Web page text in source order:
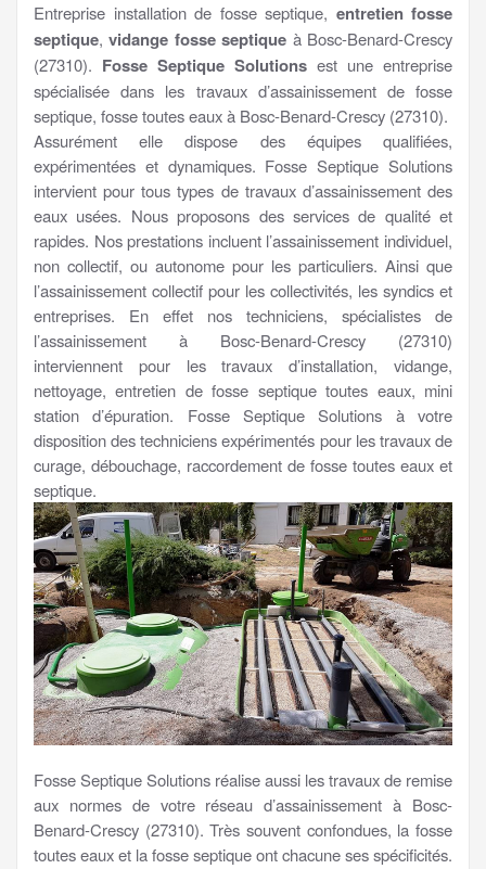
Entreprise installation de fosse septique, entretien fosse
septique,vidange fosse septique à Bosc-Benard-Crescy
(27310). Fosse Septique Solutions est une entreprise
spécialisée dans les travaux d’assainissement de fosse
septique, fosse toutes eaux à Bosc-Benard-Crescy (27310).
Assurément elle dispose des équipes qualifiées,
expérimentées et dynamiques. Fosse Septique Solutions
intervient pour tous types de travaux d’assainissement des
eaux usées. Nous proposons des services de qualité et
rapides. Nos prestations incluent l’assainissement individuel,
non collectif, ou autonome pour les particuliers. Ainsi que
l’assainissement collectif pour les collectivités, les syndics et
entreprises. En effet nos techniciens, spécialistes de
l’assainissement à Bosc-Benard-Crescy (27310)
interviennent pour les travaux d’installation, vidange,
nettoyage, entretien de fosse septique toutes eaux, mini
station d’épuration. Fosse Septique Solutions à votre
disposition des techniciens expérimentés pour les travaux de
curage, débouchage, raccordement de fosse toutes eaux et
septique.
Fosse Septique Solutions réalise aussi les travaux de remise
aux normes de votre réseau d’assainissement à Bosc-
Benard-Crescy (27310). Très souvent confondues, la fosse
toutes eaux et la fosse septique ont chacune ses spécificités.